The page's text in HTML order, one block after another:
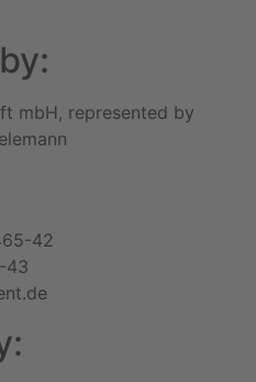
mbH, represented by
42
43